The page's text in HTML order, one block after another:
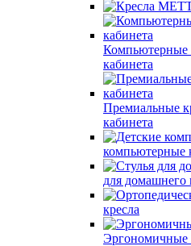
Компьютерные
кабинета
Премиальные
кабинета
компьютерные
для домашнего
кресла
Эргономичные